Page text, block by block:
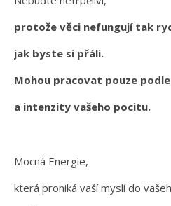
protože věci nefungují tak
jak byste si přáli.
Mohou pracovat pouze
a intenzity vašeho pocitu.
Mocná Energie,
která proniká vaší myslí do